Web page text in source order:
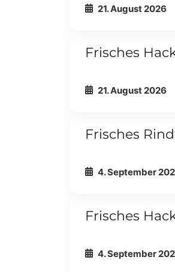
21. August 2026
Externer Link
Frisches
21. August 2026
Externer Link
Frisches
4. September
Externer Link
Frisches
4. September